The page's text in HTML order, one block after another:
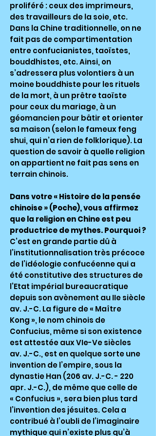
proliféré : ceux des imprimeurs,
des travailleurs de la soie, etc.
Dans la Chine traditionnelle, on ne
fait pas de compartimentation
entre confucianistes, taoïstes,
bouddhistes, etc. Ainsi, on
s’adressera plus volontiers à un
moine bouddhiste pour les rituels
de la mort, à un prêtre taoïste
pour ceux du mariage, à un
géomancien pour bâtir et orienter
sa maison (selon le fameux feng
shui, qui n’a rien de folklorique). La
question de savoir à quelle religion
on appartient ne fait pas sens en
terrain chinois.
Dans votre « Histoire de la pensée
chinoise » (Poche), vous affirmez
que la religion en Chine est peu
productrice de mythes. Pourquoi ?
C’est en grande partie dû à
l’institutionnalisation très précoce
de l’idéologie confucéenne qui a
été constitutive des structures de
l’Etat impérial bureaucratique
depuis son avènement au IIe siècle
av. J.-C. La figure de « Maître
Kong », le nom chinois de
Confucius, même si son existence
est attestée aux VIe-Ve siècles
av. J.-C., est en quelque sorte une
invention de l’empire, sous la
dynastie Han (206 av. J.-C. - 220
apr. J.-C.), de même que celle de
« Confucius », sera bien plus tard
l’invention des jésuites. Cela a
contribué à l’oubli de l’imaginaire
mythique qui n’existe plus qu’à